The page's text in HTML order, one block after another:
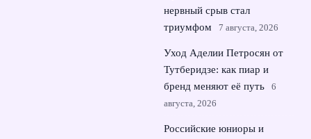
нервный срыв стал
триумфом
7 августа, 2026
Уход Аделии Петросян от
Тутберидзе: как пиар и
бренд меняют её путь
6
августа, 2026
Российские юниоры и